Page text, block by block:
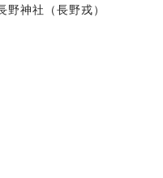
野神社（長野戎）